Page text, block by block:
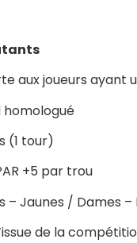
aux joueurs ayant
(1 tour)
+5 par trou
– Jaunes / Dames –
de la